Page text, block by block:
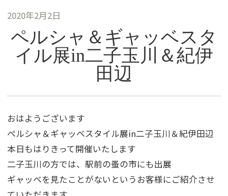
2020年2月2日
ペルシャ＆ギャッベスタ
イル展in二子玉川＆紀伊
田辺
おはようございます
ペルシャ＆ギャッベスタイル展in二子玉川＆紀伊田辺
本日もはりきって開催いたします
二子玉川の方では、駅前の蚤の市にも出展
ギャッベを見たことがないというお客様にご紹介させ